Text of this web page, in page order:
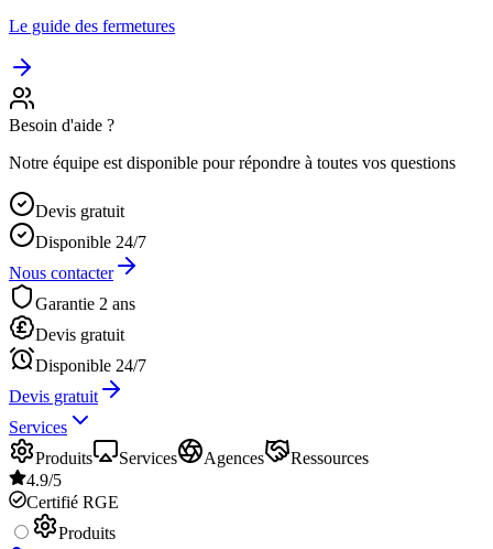
Le guide des fermetures
Besoin d'aide ?
Notre équipe est disponible pour répondre à toutes vos questions
Devis gratuit
Disponible 24/7
Nous contacter
Garantie 2 ans
Devis gratuit
Disponible 24/7
Devis gratuit
Services
Produits
Services Agences
Ressources
4.9/5
Certifié RGE
Produits